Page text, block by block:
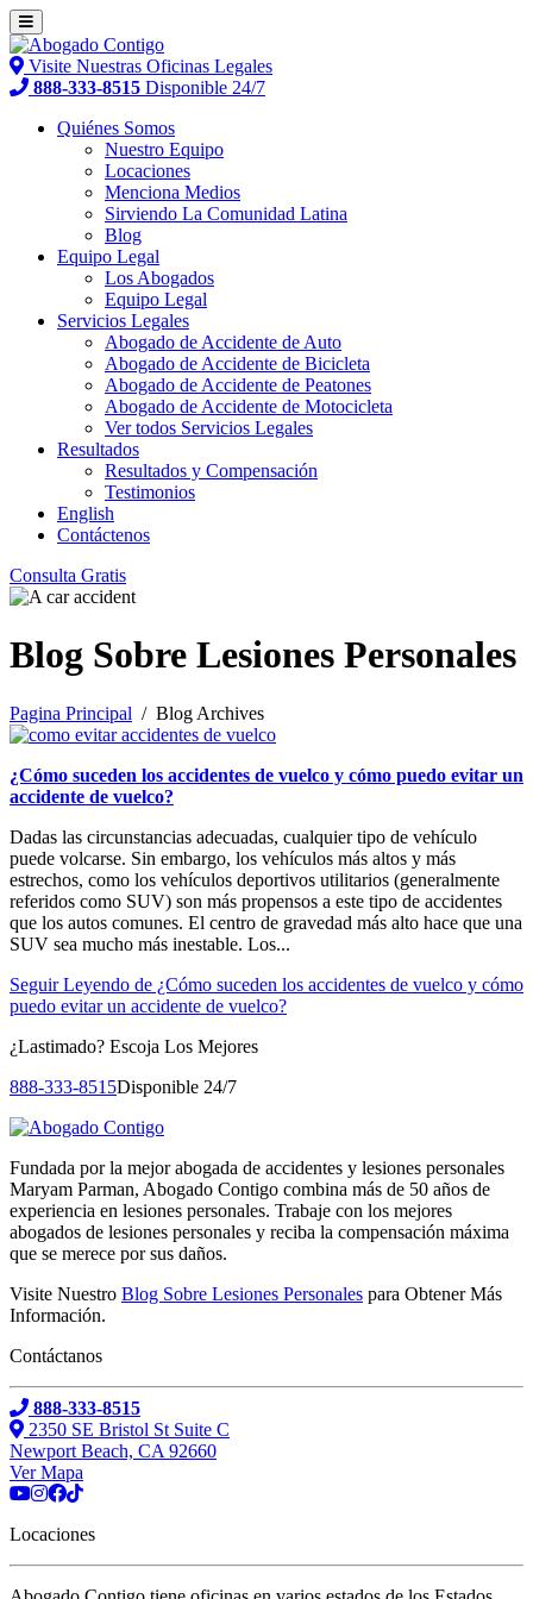
Visite Nuestras Oficinas Legales
888-333-8515 Disponible 24/7
Quiénes Somos
Nuestro Equipo
Locaciones
Menciona Medios
Sirviendo La Comunidad Latina
Blog
Equipo Legal
Los Abogados
Equipo Legal
Servicios Legales
Abogado de Accidente de Auto
Abogado de Accidente de Bicicleta
Abogado de Accidente de Peatones
Abogado de Accidente de Motocicleta
Ver todos Servicios Legales
Resultados
Resultados y Compensación
Testimonios
English
Contáctenos
Consulta Gratis
Blog Sobre Lesiones Personales
Pagina Principal / Blog Archives
¿Cómo suceden los accidentes de vuelco y cómo puedo evitar un
accidente de vuelco?
Dadas las circunstancias adecuadas, cualquier tipo de vehículo
puede volcarse. Sin embargo, los vehículos más altos y más
estrechos, como los vehículos deportivos utilitarios (generalmente
referidos como SUV) son más propensos a este tipo de accidentes
que los autos comunes. El centro de gravedad más alto hace que una
SUV sea mucho más inestable. Los...
Seguir Leyendo de ¿Cómo suceden los accidentes de vuelco y cómo
puedo evitar un accidente de vuelco?
¿Lastimado? Escoja Los Mejores
888-333-8515Disponible 24/7
Fundada por la mejor abogada de accidentes y lesiones personales
Maryam Parman, Abogado Contigo combina más de 50 años de
experiencia en lesiones personales. Trabaje con los mejores
abogados de lesiones personales y reciba la compensación máxima
que se merece por sus daños.
Visite Nuestro Blog Sobre Lesiones Personales para Obtener Más
Información.
Contáctanos
888-333-8515
2350 SE Bristol St Suite C
Newport Beach, CA 92660
Ver Mapa
Locaciones